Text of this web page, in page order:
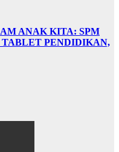
ANAK KITA: SPM
TABLET PENDIDIKAN,